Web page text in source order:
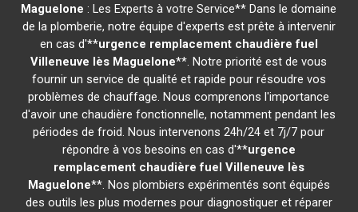
Maguelone : Les Experts à votre Service** Dans le domaine
de la plomberie, notre équipe d'experts est prête à intervenir
en cas d'**urgence remplacement chaudière fuel
Villeneuve lès Maguelone**. Notre priorité est de vous
fournir un service de qualité et rapide pour résoudre vos
problèmes de chauffage. Nous comprenons l'importance
d'avoir une chaudière fonctionnelle, notamment pendant les
périodes de froid. Nous intervenons 24h/24 et 7j/7 pour
répondre à vos besoins en cas d'**urgence
remplacement chaudière fuel Villeneuve lès
Maguelone**. Nos plombiers expérimentés sont équipés
des outils les plus modernes pour diagnostiquer et réparer